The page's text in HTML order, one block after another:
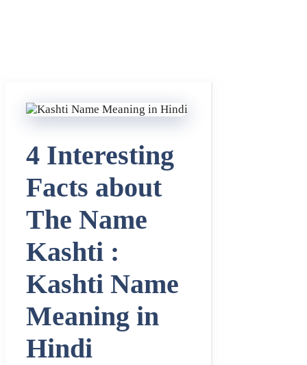
4 Interesting
Facts about
The Name
Kashti :
Kashti Name
Meaning in
Hindi